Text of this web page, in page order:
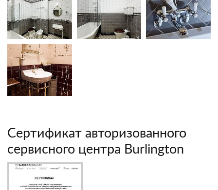
Cертификат авторизованного
сервисного центра Burlington